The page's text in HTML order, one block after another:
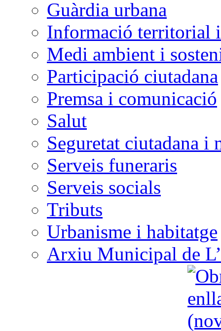
Guàrdia urbana
Informació territorial
Medi ambient i
Participació ciutadana
Premsa i comunicació
Salut
Seguretat ciutadana i
Serveis funeraris
Serveis socials
Tributs
Urbanisme i habitatge
Arxiu Municipal de